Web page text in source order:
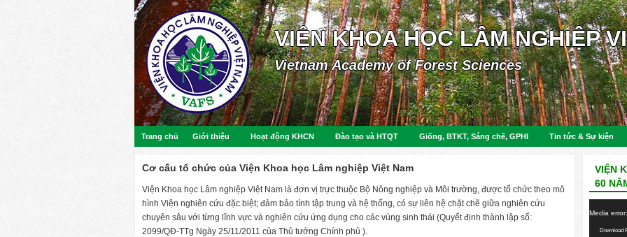
VIỆN KHOA HỌC LÂM NGHIỆP
Vietnam Academy of Forest Sciences
Trang chủ Giới thiệu Hoạt động KHCN Đào tạo và HTQT Giống, BTKT, Sáng chế, GPHI Tin tức & Sự kiện
Cơ cấu tổ chức của Viện Khoa học Lâm nghiệp Việt Nam
Viện Khoa học Lâm nghiệp Việt Nam là đơn vị trực thuộc Bộ Nông nghiệp và Môi trường, được tổ chức theo mô
hình Viện nghiên cứu đặc biệt; đảm bảo tính tập trung và hệ thống, có sự liên hệ chặt chẽ giữa nghiên cứu
chuyên sâu với từng lĩnh vực và nghiên cứu ứng dụng cho các vùng sinh thái (Quyết định thành lập số:
2099/QĐ-TTg Ngày 25/11/2011 của Thủ tướng Chính phủ ).
VIỆN
60
Media
Download